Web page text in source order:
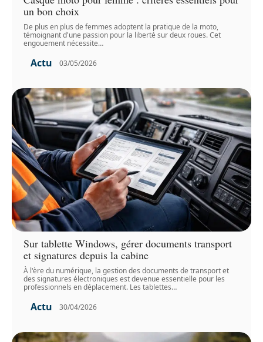
un bon choix
De plus en plus de femmes adoptent la pratique de la moto,
témoignant d'une passion pour la liberté sur deux roues. Cet
engouement nécessite…
Actu 03/05/2026
Sur tablette Windows, gérer documents transport
et signatures depuis la cabine
À l'ère du numérique, la gestion des documents de transport et
des signatures électroniques est devenue essentielle pour les
professionnels en déplacement. Les tablettes…
Actu 30/04/2026